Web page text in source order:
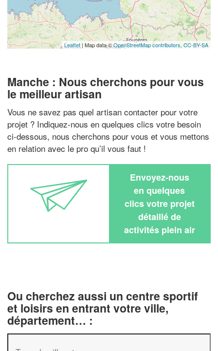
Leaflet | Map data ©OpenStreetMap contributors, CC-BY-SA
Manche : Nous cherchons pour vous
le meilleur artisan
Vous ne savez pas quel artisan contacter pour votre
projet ? Indiquez-nous en quelques clics votre besoin
ci-dessous, nous cherchons pour vous et vous mettons
en relation avec le pro qu’il vous faut !
Envoyez-nous
en quelques
clics votre projet
détaillé de
activités plein air
Ou cherchez aussi un centre sportif
et loisirs en entrant votre ville,
département… :